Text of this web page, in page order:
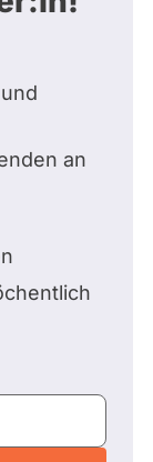
an